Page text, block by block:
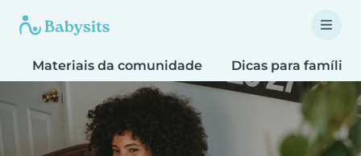
Materiais da comunidade Dicas para famílias